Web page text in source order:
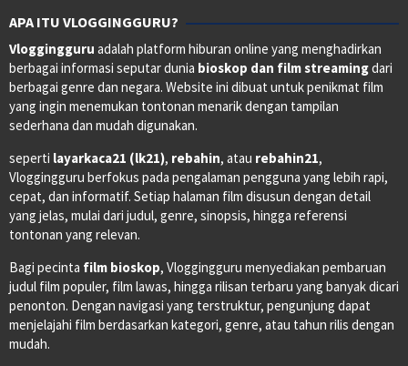
APA ITU VLOGGINGGURU?
Vloggingguru adalah platform hiburan online yang menghadirkan
berbagai informasi seputar dunia bioskop dan film streamingdari
berbagai genre dan negara. Website ini dibuat untuk penikmat film
yang ingin menemukan tontonan menarik dengan tampilan
sederhana dan mudah digunakan.
seperti layarkaca21 (lk21), rebahin, atau rebahin21,
Vloggingguru berfokus pada pengalaman pengguna yang lebih rapi,
cepat, dan informatif. Setiap halaman film disusun dengan detail
yang jelas, mulai dari judul, genre, sinopsis, hingga referensi
tontonan yang relevan.
Bagi pecinta film bioskop, Vloggingguru menyediakan pembaruan
judul film populer, film lawas, hingga rilisan terbaru yang banyak dicari
penonton. Dengan navigasi yang terstruktur, pengunjung dapat
menjelajahi film berdasarkan kategori, genre, atau tahun rilis dengan
mudah.